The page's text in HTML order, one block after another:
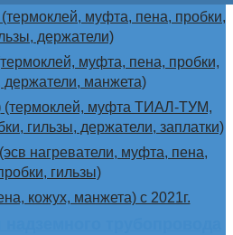
(термоклей, муфта, пена, пробки,
держатели)
муфта, пена, пробки,
держатели, манжета)
(термоклей, муфта ТИАЛ-ТУМ,
гильзы, держатели, заплатки)
(эсв нагреватели, муфта, пена,
гильзы)
кожух, манжета) с 2021г.